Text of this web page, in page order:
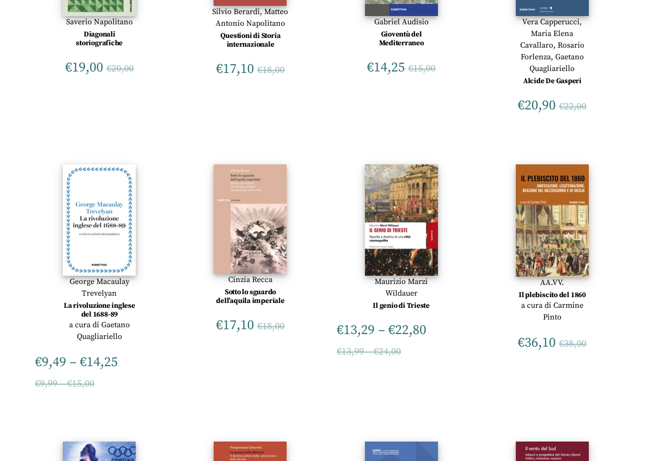
Saverio Napolitano
Diagonali
storiografiche
€19,00 €20,00
Silvio Berardi,Matteo
Antonio Napolitano
Questioni di Storia
internazionale
€17,10 €18,00
Gabriel Audisio
Gioventù del
Mediterraneo
€14,25 €15,00
Vera Capperucci,
Maria Elena
Cavallaro, Rosario
Forlenza, Gaetano
Quagliariello
Alcide De Gasperi
€20,90 €22,00
George Macaulay
Trevelyan
La rivoluzione inglese
del 1688-89
a cura di Gaetano
Quagliariello
€9,49 – €14,25
€9,99–€15,00
Cinzia Recca
Sotto lo sguardo
dell’aquila imperiale
€17,10 €18,00
Maurizio Marzi
Wildauer
Il genio di Trieste
€13,29 –€22,80
€13,99–€24,00
AA.VV.
Il plebiscito del 1860
a cura di Carmine
Pinto
€36,10 €38,00